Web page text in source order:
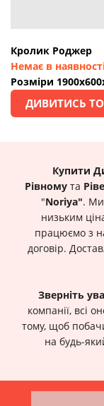
Кролик Роджер
Немає в
Розміри
ДИВИТИСЬ
Купити
Рівному та
"Noriya". Ми
низьким
працюємо з
договір.
Зверніть
компанії, всі
тому, щоб
на будь-